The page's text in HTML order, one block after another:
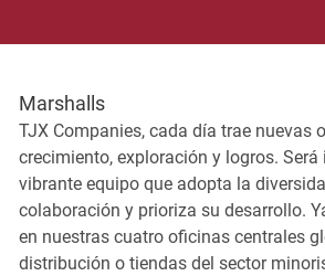
Marshalls
TJX Companies, cada día trae nuevas
crecimiento, exploración y logros.
vibrante equipo que adopta la
colaboración y prioriza su desarrollo.
en nuestras cuatro oficinas centrales
distribución o tiendas del sector